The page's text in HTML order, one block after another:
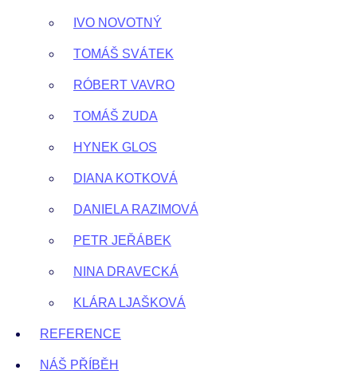
IVO NOVOTNÝ
TOMÁŠ SVÁTEK
RÓBERT VAVRO
TOMÁŠ ZUDA
HYNEK GLOS
DIANA KOTKOVÁ
DANIELA RAZIMOVÁ
PETR JEŘÁBEK
NINA DRAVECKÁ
KLÁRA LJAŠKOVÁ
REFERENCE
NÁŠ PŘÍBĚH